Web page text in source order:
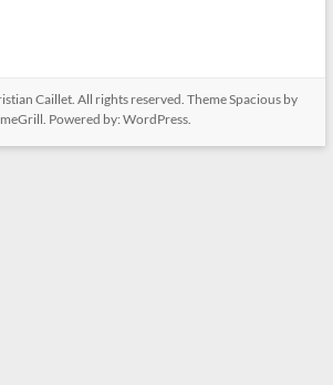
Caillet. All rights reserved. ThemeSpaciousby
Powered by:WordPress.